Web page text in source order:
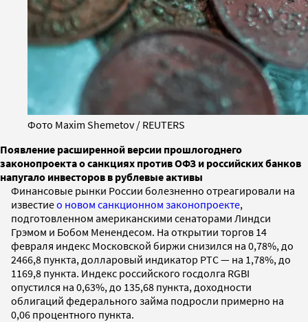
Фото Maxim Shemetov / REUTERS
Появление расширенной версии прошлогоднего
законопроекта о санкциях против ОФЗ и российских банков
напугало инвесторов в рублевые активы
Финансовые рынки России болезненно отреагировали на
известиео новом санкционном законопроекте,
подготовленном американскими сенаторами Линдси
Грэмом и Бобом Менендесом. На открытии торгов 14
февраля индекс Московской биржи снизился на 0,78%, до
2466,8 пункта, долларовый индикатор РТС — на 1,78%, до
1169,8 пункта. Индекс российского госдолга RGBI
опустился на 0,63%, до 135,68 пункта, доходности
облигаций федерального займа подросли примерно на
0,06 процентного пункта.